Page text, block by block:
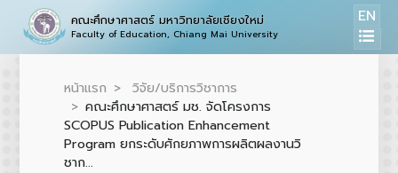
คณะศึกษาศาสตร์ มหาวิทยาลัยเชียงใหม่
Faculty of Education, Chiang Mai University
EN
หน้าแรก
วิจัย/บริการวิชาการ
คณะศึกษาศาสตร์ มช. จัดโครงการ
SCOPUS Publication Enhancement
Program ยกระดับศักยภาพการผลิตผลงานวิ
ชาก...